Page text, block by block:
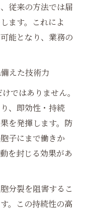
従来の方法では届
ます。これによ
能となり、業務の
えた技術力
ではありません。
、即効性・持続
を発揮します。防
子にまで働きか
を封じる効果があ
分裂を阻害するこ
。この持続性の高